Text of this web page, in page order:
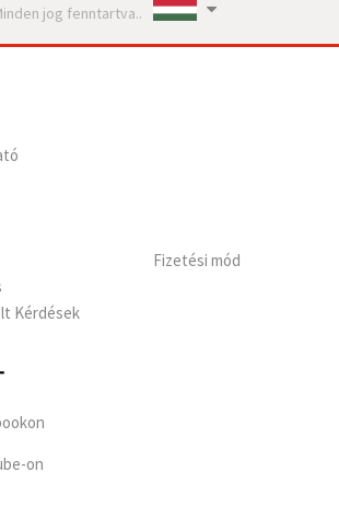
jog fenntartva..
Kérdések
Fizetési mód
on